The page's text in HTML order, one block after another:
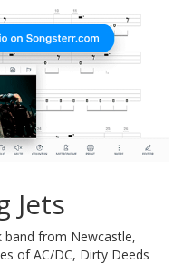
Jets
band from Newcastle,
of AC/DC, Dirty Deeds